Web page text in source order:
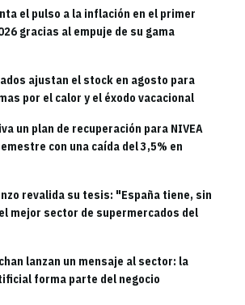
el pulso a la inflación en el primer
gracias al empuje de su gama
ajustan el stock en agosto para
por el calor y el éxodo vacacional
un plan de recuperación para NIVEA
con una caída del 3,5% en
revalida su tesis: "España tiene, sin
mejor sector de supermercados del
lanzan un mensaje al sector: la
forma parte del negocio